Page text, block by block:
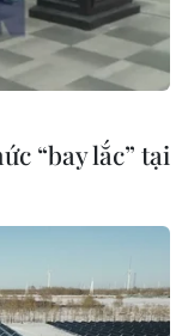
khu vực
tỉnh thành
“bay lắc” tại